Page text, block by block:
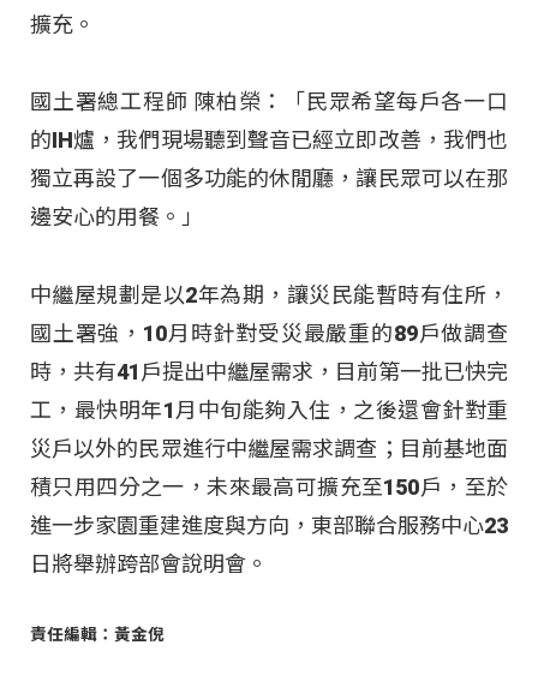
擴充。
國土署總工程師 陳柏榮：「民眾希望每戶各一口
的IH爐，我們現場聽到聲音已經立即改善，我們也
獨立再設了一個多功能的休閒廳，讓民眾可以在那
邊安心的用餐。」
中繼屋規劃是以2年為期，讓災民能暫時有住所，
國土署強，10月時針對受災最嚴重的89戶做調查
時，共有41戶提出中繼屋需求，目前第一批已快完
工，最快明年1月中旬能夠入住，之後還會針對重
災戶以外的民眾進行中繼屋需求調查；目前基地面
積只用四分之一，未來最高可擴充至150戶，至於
進一步家園重建進度與方向，東部聯合服務中心23
日將舉辦跨部會說明會。
責任編輯：黃金倪